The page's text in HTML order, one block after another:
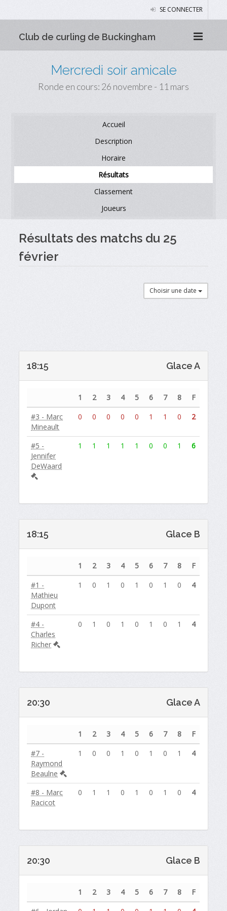
SE CONNECTER
Club de curling de Buckingham
Mercredi soir amicale
Ronde en cours: 26 novembre - 11 mars
Accueil
Description
Horaire
Résultats
Classement
Joueurs
Résultats des matchs du 25
février
Choisir une date
18:15 Glace A
1 2 3 4 5 6 7 8
F
#3 - Marc
Mineault
0 0 0 0 0 1 1 0 2
#5 -
Jennifer
DeWaard
1 1 1 1 1 0 0 1 6
18:15 Glace B
1 2 3 4 5 6 7 8
F
#1 -
Mathieu
Dupont
1 0 1 0 1 0 1 0 4
#4 -
Charles
Richer
0 1 0 1 0 1 0 1 4
20:30 Glace A
1 2 3 4 5 6 7 8
F
#7 -
Raymond
Beaulne
1 0 0 1 0 1 0 1 4
#8 - Marc
Racicot
0 1 1 0 1 0 1 0 4
20:30 Glace B
1 2 3 4 5 6 7 8
F